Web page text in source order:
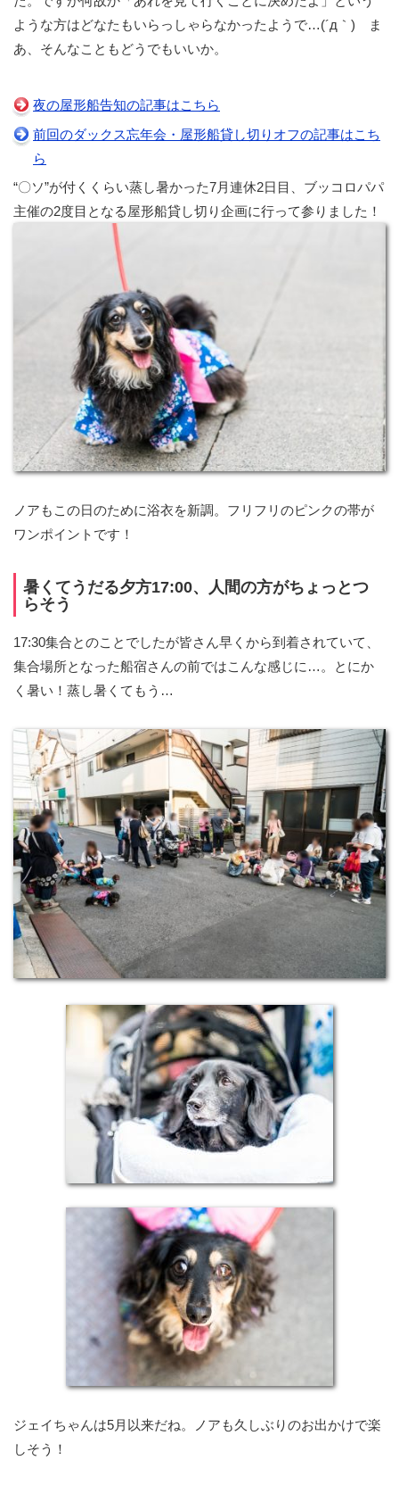
ような方はどなたもいらっしゃらなかったようで…(´д｀) ま
あ、そんなこともどうでもいいか。
夜の屋形船告知の記事はこちら
前回のダックス忘年会・屋形船貸し切りオフの記事はこち
ら
“〇ソ”が付くくらい蒸し暑かった7月連休2日目、ブッコロパパ
主催の2度目となる屋形船貸し切り企画に行って参りました！
ノアもこの日のために浴衣を新調。フリフリのピンクの帯が
ワンポイントです！
暑くてうだる夕方17:00、人間の方がちょっとつ
らそう
17:30集合とのことでしたが皆さん早くから到着されていて、
集合場所となった船宿さんの前ではこんな感じに…。とにか
く暑い！蒸し暑くてもう…
ジェイちゃんは5月以来だね。ノアも久しぶりのお出かけで楽
しそう！